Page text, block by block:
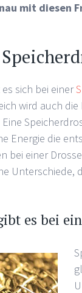
mit diesen
sich bei einer
wird auch
Energie die
bei einer
Unterschiede,
es bei